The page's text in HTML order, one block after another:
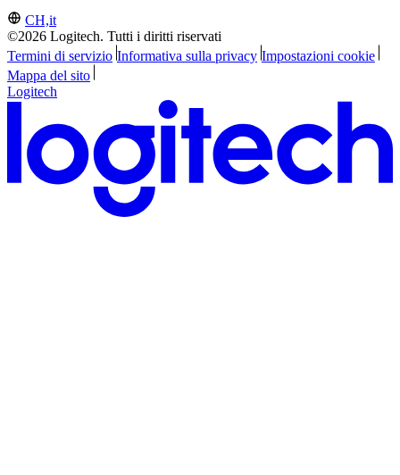
CH,it
©2026 Logitech. Tutti i diritti riservati
Termini di servizio Informativa sulla privacy Impostazioni cookie
Mappa del sito
Logitech